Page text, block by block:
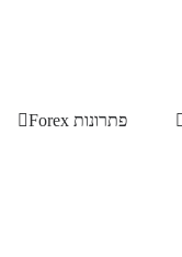
פתרונות Forex